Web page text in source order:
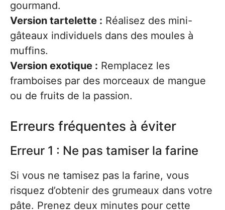
gourmand.
Version tartelette : Réalisez des mini-
gâteaux individuels dans des moules à
muffins.
Version exotique : Remplacez les
framboises par des morceaux de mangue
ou de fruits de la passion.
Erreurs fréquentes à éviter
Erreur 1 : Ne pas tamiser la farine
Si vous ne tamisez pas la farine, vous
risquez d’obtenir des grumeaux dans votre
pâte. Prenez deux minutes pour cette